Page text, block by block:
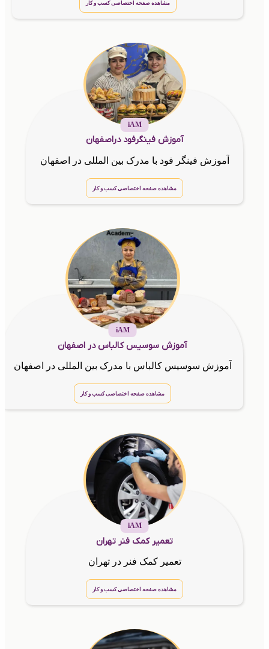
مشاهده صفحه اختصاصی کسب و کار
iAM
آموزش فینگرفود دراصفهان
آموزش فینگر فود با مدرک بین المللی در اصفهان
مشاهده صفحه اختصاصی کسب و کار
iAM
آموزش سوسیس کالباس در اصفهان
آموزش سوسیس کالباس با مدرک بین المللی در اصفهان
مشاهده صفحه اختصاصی کسب و کار
iAM
تعمیر کمک فنر تهران
تعمیر کمک فنر در تهران
مشاهده صفحه اختصاصی کسب و کار